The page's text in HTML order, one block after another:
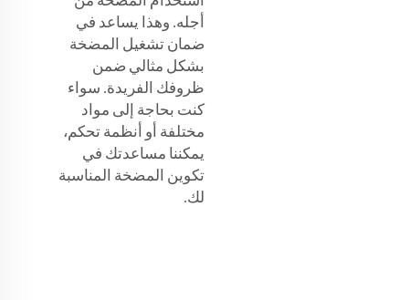
أجله. وهذا يساعد في
ضمان تشغيل المضخة
بشكل مثالي ضمن
ظروفك الفريدة. سواء
كنت بحاجة إلى مواد
مختلفة أو أنظمة تحكم،
يمكننا مساعدتك في
تكوين المضخة المناسبة
لك.